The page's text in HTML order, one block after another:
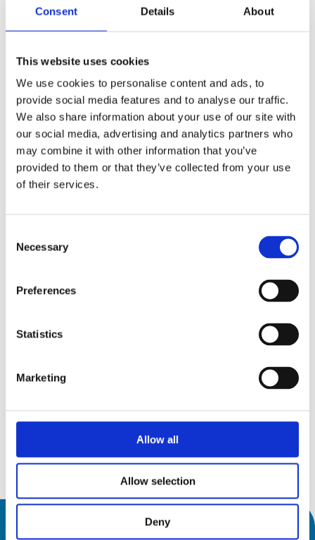
Consent Details About
This website uses cookies
We use cookies to personalise content and ads, to
provide social media features and to analyse our traffic.
We also share information about your use of our site with
our social media, advertising and analytics partners who
may combine it with other information that you’ve
provided to them or that they’ve collected from your use
of their services.
Selection
Necessary
Preferences
Statistics
Marketing
Allow all
Allow selection
Deny
Vitesse maximale axe A [°/s] 135
Précision du système de mesure
axe A [s. d’arc]
Précision du système de mesure
axe C [s. d’arc]
60 (30)
Rango de rotación del eje A [°] '+/-180
Plage de rotation axe C [°] Endless
SALONS ET ÉVÉNEMENTS
15
19